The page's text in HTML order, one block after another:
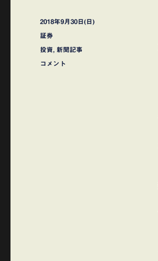
投
稿
2018年9月30日(日)
カ
テ
リ
証券
タ
投資, 新聞記事
株
コメント